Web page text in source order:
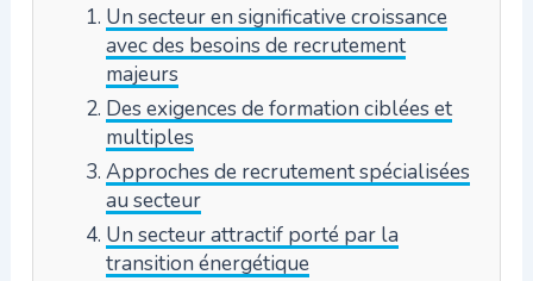
Un secteur en significative croissance
avec des besoins de recrutement
majeurs
Des exigences de formation ciblées et
multiples
Approches de recrutement spécialisées
au secteur
Un secteur attractif porté par la
transition énergétique